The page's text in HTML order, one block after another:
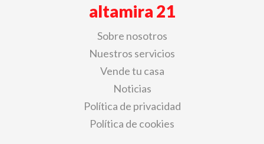
altamira 21
Sobre nosotros
Nuestros servicios
Vende tu casa
Noticias
Política de privacidad
Política de cookies